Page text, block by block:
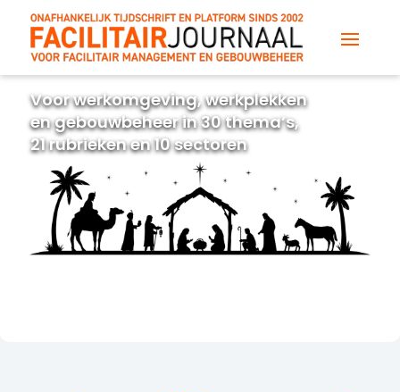
Voor werkomgeving, werkplekken
en gebouwbeheer in 30 thema’s,
21 rubrieken en 10 sectoren